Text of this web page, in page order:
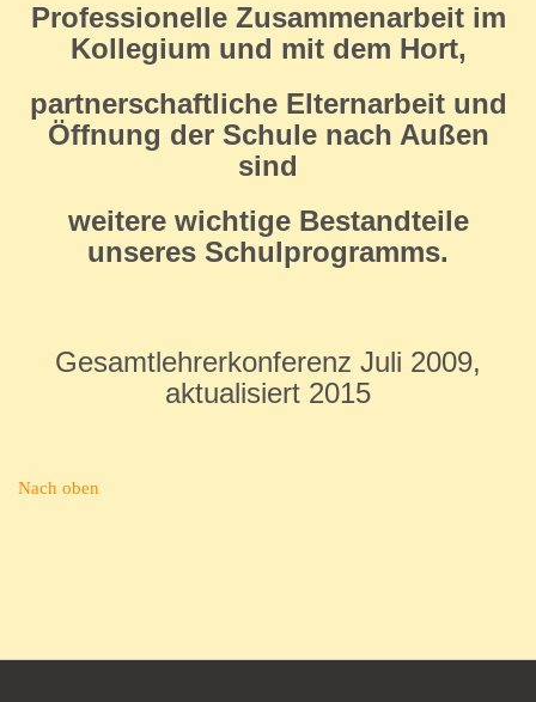
Professionelle Zusammenarbeit im
Kollegium und mit dem Hort,
partnerschaftliche Elternarbeit und
Öffnung der Schule nach Außen
sind
weitere wichtige Bestandteile
unseres Schulprogramms.
Gesamtlehrerkonferenz Juli 2009,
aktualisiert 2015
Nach oben